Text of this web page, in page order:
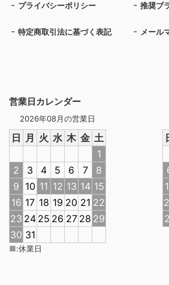
営業日カレンダー
2026年08月の営業日
日 月 火 水 木 金 土
1
2
3 4 5 6 7
8
9 10 11 12 13 14 15
16 17 18 19 20 21 22
23 24 25 26 27 28 29
30 31
■:休業日
プライバシーポリシー 推奨ブ
特定商取引法に基づく表記 メール